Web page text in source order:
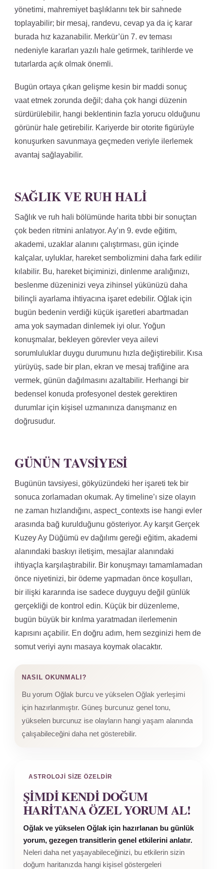
yönetimi, mahremiyet başlıklarını tek bir sahnede
toplayabilir; bir mesaj, randevu, cevap ya da iç karar
burada hız kazanabilir. Merkür’ün 7. ev teması
nedeniyle kararları yazılı hale getirmek, tarihlerde ve
tutarlarda açık olmak önemli.
Bugün ortaya çıkan gelişme kesin bir maddi sonuç
vaat etmek zorunda değil; daha çok hangi düzenin
sürdürülebilir, hangi beklentinin fazla yorucu olduğunu
görünür hale getirebilir. Kariyerde bir otorite figürüyle
konuşurken savunmaya geçmeden veriyle ilerlemek
avantaj sağlayabilir.
SAĞLIK VE RUH HALI
Sağlık ve ruh hali bölümünde harita tıbbi bir sonuçtan
çok beden ritmini anlatıyor. Ay’ın 9. evde eğitim,
akademi, uzaklar alanını çalıştırması, gün içinde
kalçalar, uyluklar, hareket sembolizmini daha fark edilir
kılabilir. Bu, hareket biçiminizi, dinlenme aralığınızı,
beslenme düzeninizi veya zihinsel yükünüzü daha
bilinçli ayarlama ihtiyacına işaret edebilir. Oğlak için
bugün bedenin verdiği küçük işaretleri abartmadan
ama yok saymadan dinlemek iyi olur. Yoğun
konuşmalar, bekleyen görevler veya ailevi
sorumluluklar duygu durumunu hızla değiştirebilir. Kısa
yürüyüş, sade bir plan, ekran ve mesaj trafiğine ara
vermek, günün dağılmasını azaltabilir. Herhangi bir
bedensel konuda profesyonel destek gerektiren
durumlar için kişisel uzmanınıza danışmanız en
doğrusudur.
GÜNÜN TAVSIYESI
Bugünün tavsiyesi, gökyüzündeki her işareti tek bir
sonuca zorlamadan okumak. Ay timeline’ı size olayın
ne zaman hızlandığını, aspect_contexts ise hangi evler
arasında bağ kurulduğunu gösteriyor. Ay karşıt Gerçek
Kuzey Ay Düğümü ev dağılımı gereği eğitim, akademi
alanındaki baskıyı iletişim, mesajlar alanındaki
ihtiyaçla karşılaştırabilir. Bir konuşmayı tamamlamadan
önce niyetinizi, bir ödeme yapmadan önce koşulları,
bir ilişki kararında ise sadece duyguyu değil günlük
gerçekliği de kontrol edin. Küçük bir düzenleme,
bugün büyük bir kırılma yaratmadan ilerlemenin
kapısını açabilir. En doğru adım, hem sezginizi hem de
somut veriyi aynı masaya koymak olacaktır.
NASIL OKUNMALI?
Bu yorum Oğlak burcu ve yükselen Oğlak yerleşimi
için hazırlanmıştır. Güneş burcunuz genel tonu,
yükselen burcunuz ise olayların hangi yaşam alanında
çalışabileceğini daha net gösterebilir.
ASTROLOJI SIZE ÖZELDIR
ŞIMDI KENDI DOĞUM
HARITANA ÖZEL YORUM AL!
Oğlak ve yükselen Oğlak için hazırlanan bu günlük
yorum, gezegen transitlerin genel etkilerini anlatır.
Neleri daha net yaşayabileceğinizi, bu etkilerin sizin
doğum haritanızda hangi kişisel göstergeleri